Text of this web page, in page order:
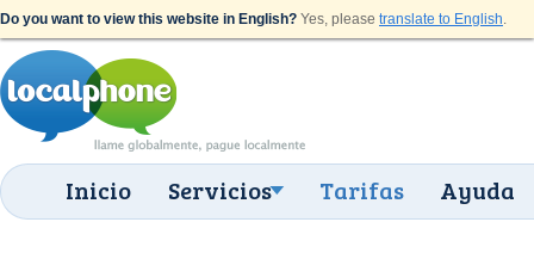
Do you want to view this website in English? Yes, please translate to English.
Inicio Servicios Tarifas Ayuda